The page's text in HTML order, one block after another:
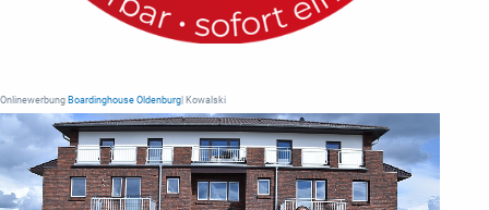
Onlinewerbung Boardinghouse Oldenburg | Kowalski